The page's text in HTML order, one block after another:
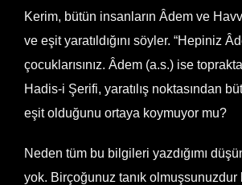
Kerim, bütün insanların Âdem ve
ve eşit yaratıldığını söyler. “Hepiniz
çocuklarısınız. Âdem (a.s.) ise
Hadis-i Şerifi, yaratılış noktasından
eşit olduğunu ortaya koymuyor mu?
Neden tüm bu bilgileri yazdığımı
yok. Birçoğunuz tanık